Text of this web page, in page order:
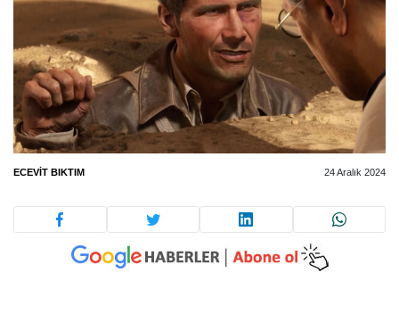
ECEVIT BIKTIM 24 Aralık 2024